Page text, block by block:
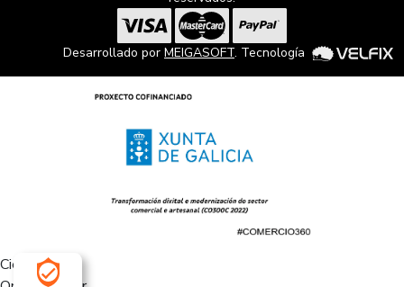
Desarrollado por MEIGASOFT. Tecnología
Cierra